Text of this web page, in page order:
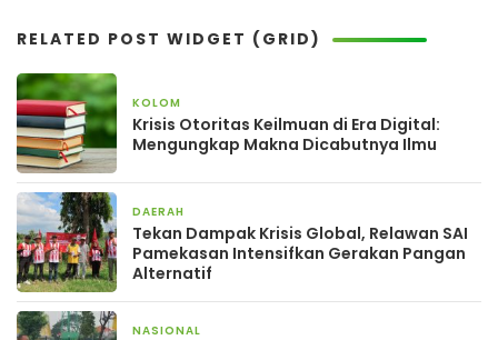
RELATED POST WIDGET (GRID)
KOLOM
Krisis Otoritas Keilmuan di Era Digital:
Mengungkap Makna Dicabutnya Ilmu
DAERAH
Tekan Dampak Krisis Global, Relawan SAI
Pamekasan Intensifkan Gerakan Pangan
Alternatif
NASIONAL